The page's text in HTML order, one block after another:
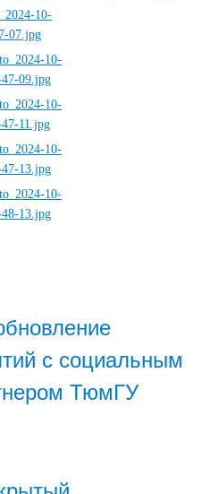
с социальным
ТюмГУ